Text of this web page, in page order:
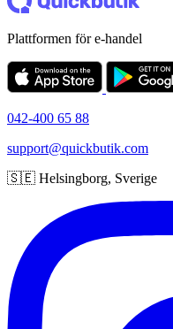
Plattformen för e-handel
042-400 65 88
support@quickbutik.com
🇸🇪 Helsingborg, Sverige